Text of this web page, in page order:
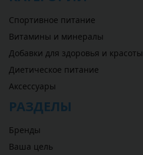
Спортивное питание
Витамины и минералы
Добавки для здоровья и красоты
Диетическое питание
Аксессуары
РАЗДЕЛЫ
Бренды
Ваша цель